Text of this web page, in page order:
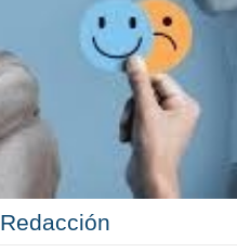
Redacción